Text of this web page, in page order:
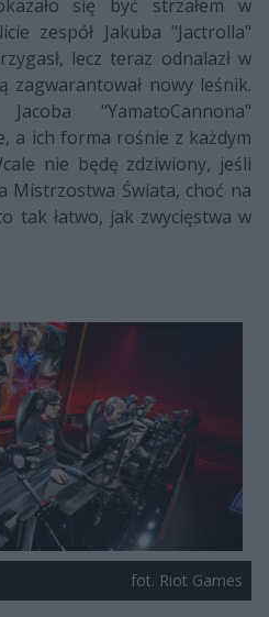
się być strzałem w
zespół Jakuba "Jactrolla"
lecz teraz odnalazł w
nowy leśnik.
"YamatoCannona"
a ich forma rośnie z każdym
nie będę zdziwiony, jeśli
Mistrzostwa Świata, choć na
tak łatwo, jak zwycięstwa w
fot. Riot Games